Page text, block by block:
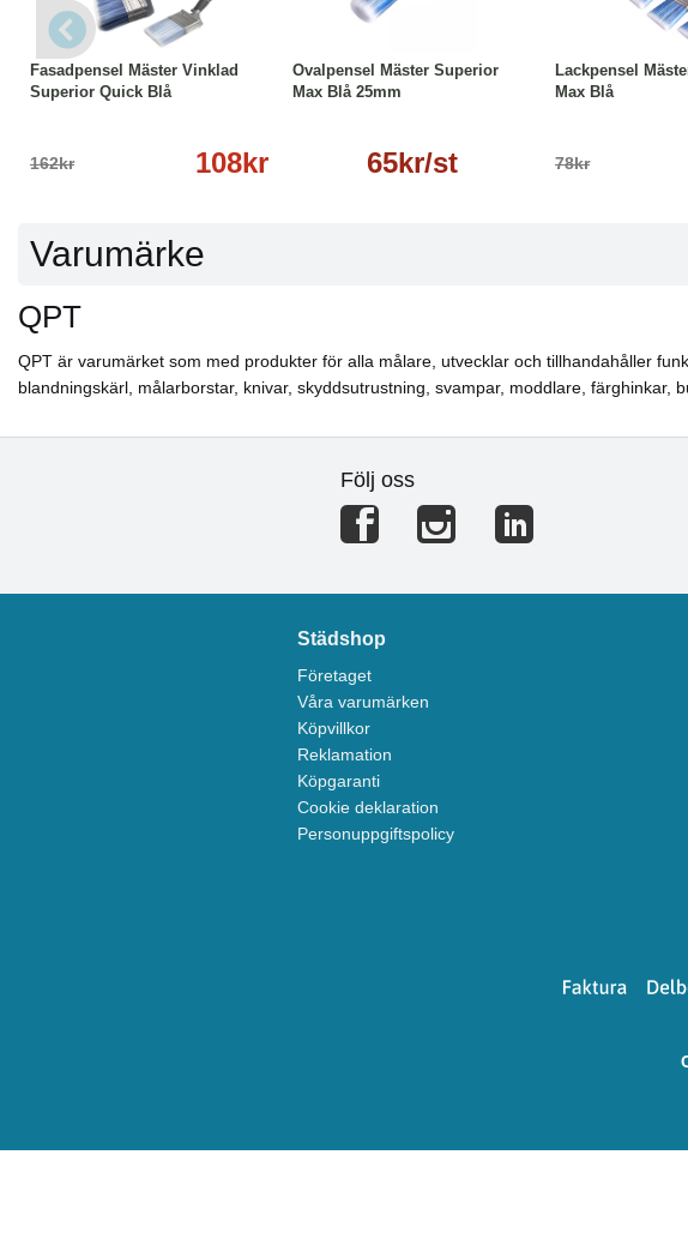
Fasadpensel Mäster Vinklad
Superior Quick Blå
162kr 108kr
-33% Läs mer
Ovalpensel Mäster Superior
Max Blå 25mm
65kr/st
Läs mer
Lackpensel
Max Blå
78kr
Varumärke
QPT
QPT är varumärket som med produkter för alla målare, utvecklar och tillhandahåller
blandningskärl, målarborstar, knivar, skyddsutrustning, svampar, moddlare, färghinkar,
Följ oss
Städshop
Företaget
Våra varumärken
Köpvillkor
Reklamation
Köpgaranti
Cookie deklaration
Personuppgiftspolicy